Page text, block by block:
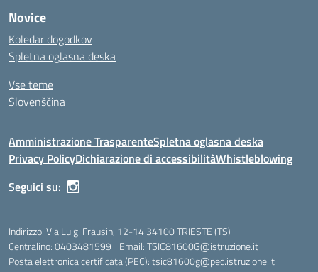
Novice
Koledar dogodkov
Spletna oglasna deska
Vse teme
Slovenščina
Amministrazione TrasparenteSpletna oglasna deska
Privacy PolicyDichiarazione di accessibilitàWhistleblowing
Seguici su:
Indirizzo:Via Luigi Frausin, 12-14 34100 TRIESTE (TS)
Centralino:0403481599 Email:TSIC81600G@istruzione.it
Posta elettronica certificata (PEC):tsic81600g@pec.istruzione.it